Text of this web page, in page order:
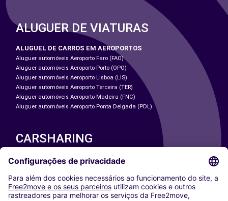
ALUGUER DE VIATURAS
ALUGUEL DE CARROS EM AEROPORTOS
Aluguer automóveis Aeroporto Faro (FAO)
Aluguer automóveis Aeroporto Porto (OPO)
Aluguer automóveis Aeroporto Lisboa (LIS)
Aluguer automóveis Aeroporto Terceira (TER)
Aluguer automóveis Aeroporto Madeira (FNC)
Aluguer automóveis Aeroporto Ponta Delgada (PDL)
CARSHARING
NOSSAS CIDADES
Washington DC
Milan
Rome